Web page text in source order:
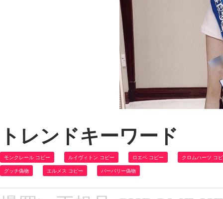
トレンドキーワード
モンクレール コピー ルイヴィトン コピー ロエベ コピー クロムハーツ コ
グッチ偽物 エルメス コピー バーバリー偽物